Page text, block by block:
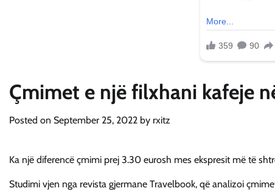
Çmimet e një filxhani kafeje
Posted on September 25, 2022 by rxitz
Ka një diferencë çmimi prej 3.30 eurosh mes ekspresit më të
Studimi vjen nga revista gjermane Travelbook, që analizoi